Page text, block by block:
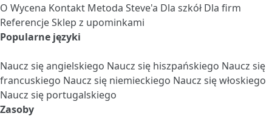
O Wycena Kontakt Metoda Steve'a Dla szkół Dla firm
ReferencjeSklep z upominkami
Popularne języki
Naucz się angielskiego Naucz się hiszpańskiego Naucz się
francuskiego Naucz się niemieckiego Naucz się włoskiego
Naucz się portugalskiego
Zasoby